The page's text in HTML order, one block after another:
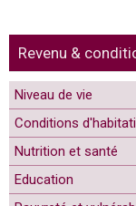
Revenu &
Niveau de vie
Conditions
Nutrition et santé
Education